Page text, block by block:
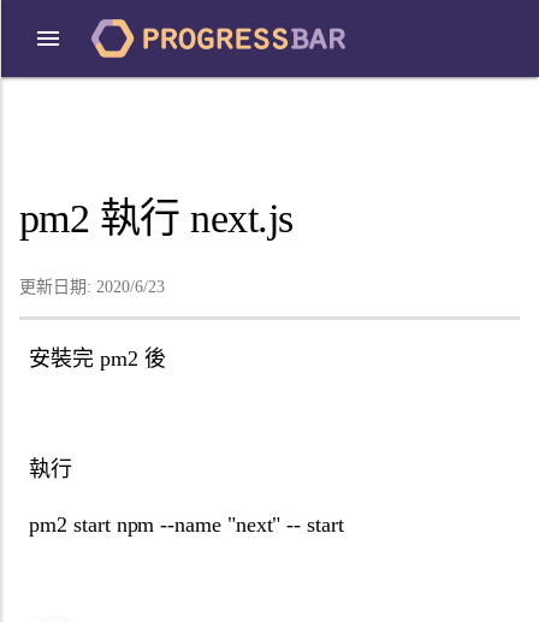
pm2 執行 next.js
更新日期: 2020/6/23
安裝完 pm2 後
執行
pm2 start npm --name "next" -- start